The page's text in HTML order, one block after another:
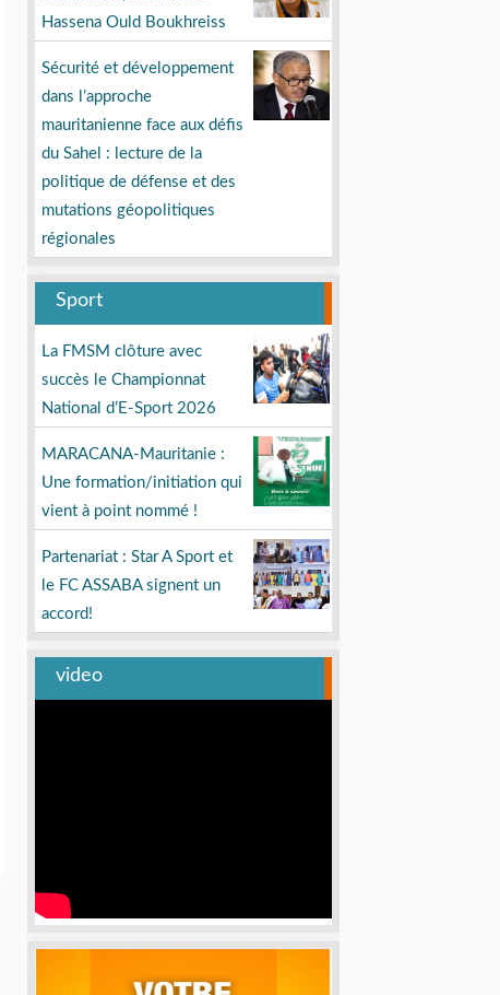
Hassena Ould Boukhreiss
Sécurité et développement
dans l’approche
mauritanienne face aux défis
du Sahel : lecture de la
politique de défense et des
mutations géopolitiques
régionales
Sport
La FMSM clôture avec
succès le Championnat
National d’E-Sport 2026
MARACANA-Mauritanie :
Une formation/initiation qui
vient à point nommé !
Partenariat : Star A Sport et
le FC ASSABA signent un
accord!
video